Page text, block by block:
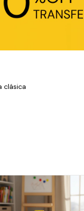
clásica